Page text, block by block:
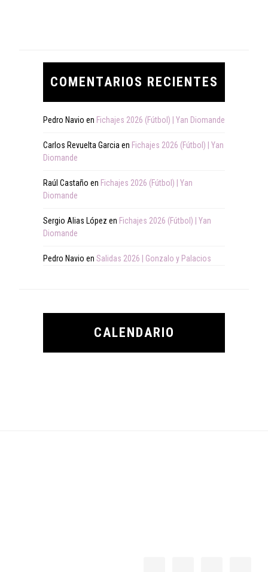
COMENTARIOS RECIENTES
Pedro Navio en Fichajes 2026 (Fútbol) | Yan Diomande
Carlos Revuelta Garcia en Fichajes 2026 (Fútbol) | Yan
Diomande
Raúl Castaño en Fichajes 2026 (Fútbol) | Yan
Diomande
Sergio Alias López en Fichajes 2026 (Fútbol) | Yan
Diomande
Pedro Navio en Salidas 2026 | Gonzalo y Palacios
CALENDARIO